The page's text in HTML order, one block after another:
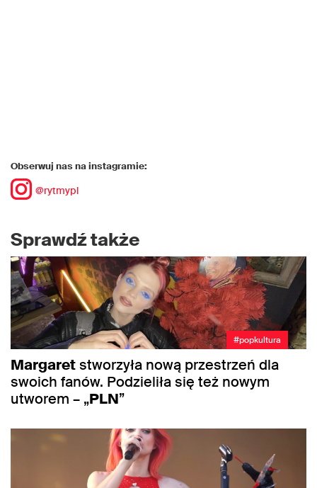
Obserwuj nas na instagramie:
@rytmypl
Sprawdź także
#popkultura
Margaretstworzyła nową przestrzeń dla
swoich fanów. Podzieliła się też nowym
utworem – „PLN”